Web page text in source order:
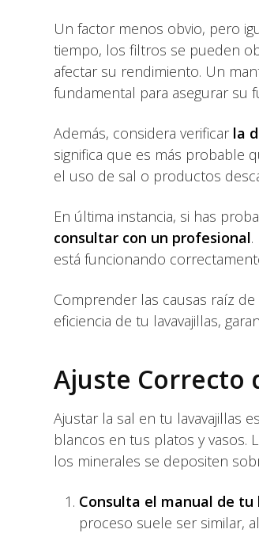
Un factor menos obvio, pero
tiempo, los filtros se pueden
afectar su rendimiento. Un
fundamental para asegurar su
Además, considera verificar la
significa que es más probable
el uso de sal o productos
En última instancia, si has
consultar con un profesional.
está funcionando
Comprender las causas raíz
eficiencia de tu lavavajillas,
Ajuste Correcto
Ajustar la sal en tu lavavajillas
blancos en tus platos y vasos.
los minerales se depositen
Consulta el manual de
proceso suele ser similar,